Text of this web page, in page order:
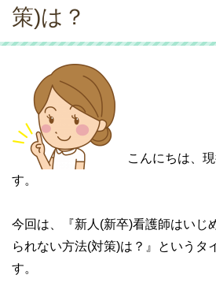
策)は？
こんにちは、
す。
今回は、『新人(新卒)看護師はいじ
られない方法(対策)は？』というタ
す。